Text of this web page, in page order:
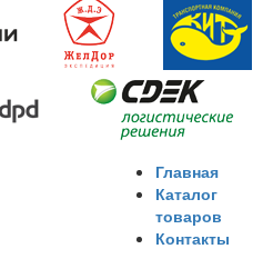
Главная
Каталог
товаров
Контакты